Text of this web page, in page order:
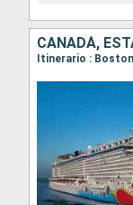
CANADÁ,
Itinerario :